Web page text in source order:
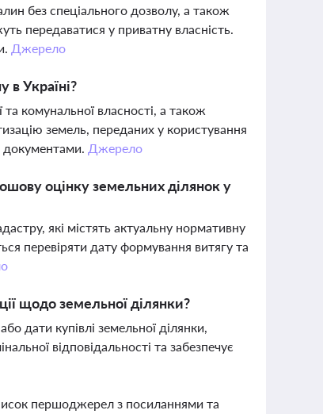
без спеціального дозволу, а також
передаватися у приватну власність.
Джерело
в Україні?
комунальної власності, а також
земель, переданих у користування
документами. Джерело
оцінку земельних ділянок у
які містять актуальну нормативну
перевіряти дату формування витягу та
щодо земельної ділянки?
дати купівлі земельної ділянки,
відповідальності та забезпечує
першоджерел з посиланнями та